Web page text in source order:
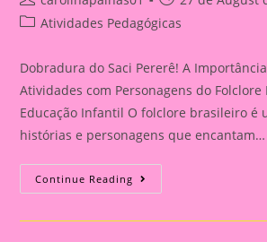
author:
published:
PostAtividades Pedagógicas
Dobradura do Saci Pererê! A
Atividades com Personagens do
Educação Infantil O folclore brasileiro é
histórias e personagens que encantam…
Continue Reading Dobradura
Do
Pererê!|Atividade